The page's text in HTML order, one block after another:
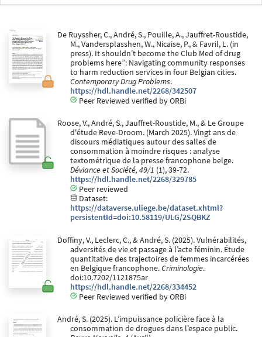
De Ruyssher, C., André, S., Pouille, A., Jauffret-Roustide,
M., Vandersplasshen, W., Nicaise, P., & Favril, L. (in
press). It shouldn’t become the Club Med of drug
problems here”: Navigating community responses
to harm reduction services in four Belgian cities.
Contemporary Drug Problems.
https://hdl.handle.net/2268/342507
Peer Reviewed verified by ORBi
Roose, V., André, S., Jauffret-Roustide, M., & Le Groupe
d'étude Reve-Droom. (March 2025). Vingt ans de
discours médiatiques autour des salles de
consommation à moindre risques : analyse
textométrique de la presse francophone belge.
Déviance et Société, 49/1 (1), 39-72.
https://hdl.handle.net/2268/329785
Peer reviewed
Dataset:
https://dataverse.uliege.be/dataset.xhtml?
persistentId=doi:10.58119/ULG/2SQBKZ
Doffiny, V., Leclerc, C., & André, S. (2025). Vulnérabilités,
adversités de vie et passage à l’acte féminin. Étude
quantitative des trajectoires de femmes incarcérées
en Belgique francophone.Criminologie.
doi:10.7202/1121875ar
https://hdl.handle.net/2268/334452
Peer Reviewed verified by ORBi
André, S. (2025). L’impuissance policière face à la
consommation de drogues dans l’espace public.